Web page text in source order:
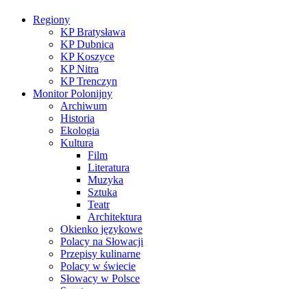
Regiony
KP Bratysława
KP Dubnica
KP Koszyce
KP Nitra
KP Trenczyn
Monitor Polonijny
Archiwum
Historia
Ekologia
Kultura
Film
Literatura
Muzyka
Sztuka
Teatr
Architektura
Okienko językowe
Polacy na Słowacji
Przepisy kulinarne
Polacy w świecie
Słowacy w Polsce